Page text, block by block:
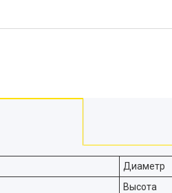
Диаметр
Высота